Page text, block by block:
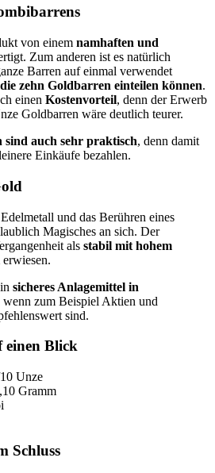
von einem namhaften und
Zum anderen ist es natürlich
Barren auf einmal verwendet
zehn Goldbarren einteilen können.
einen Kostenvorteil, denn der Erwerb
Goldbarren wäre deutlich teurer.
sind auch sehr praktisch, denn damit
Einkäufe bezahlen.
und das Berühren eines
Magisches an sich. Der
als stabil mit hohem
erwiesen.
sicheres Anlagemittel in
wenn zum Beispiel Aktien und
sind.
einen Blick
Unze
Gramm
Schluss